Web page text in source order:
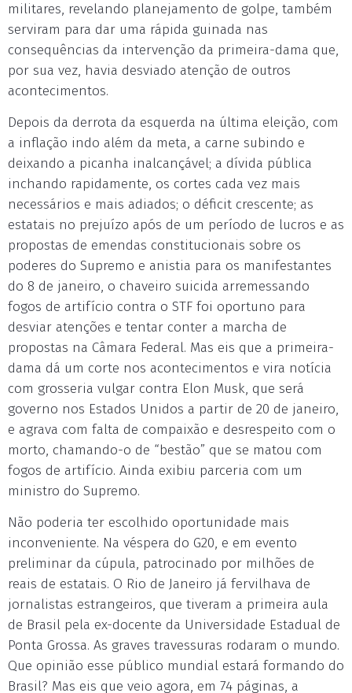
militares, revelando planejamento de golpe, também
serviram para dar uma rápida guinada nas
consequências da intervenção da primeira-dama que,
por sua vez, havia desviado atenção de outros
acontecimentos.
Depois da derrota da esquerda na última eleição, com
a inflação indo além da meta, a carne subindo e
deixando a picanha inalcançável; a dívida pública
inchando rapidamente, os cortes cada vez mais
necessários e mais adiados; o déficit crescente; as
estatais no prejuízo após de um período de lucros e as
propostas de emendas constitucionais sobre os
poderes do Supremo e anistia para os manifestantes
do 8 de janeiro, o chaveiro suicida arremessando
fogos de artifício contra o STF foi oportuno para
desviar atenções e tentar conter a marcha de
propostas na Câmara Federal. Mas eis que a primeira-
dama dá um corte nos acontecimentos e vira notícia
com grosseria vulgar contra Elon Musk, que será
governo nos Estados Unidos a partir de 20 de janeiro,
e agrava com falta de compaixão e desrespeito com o
morto, chamando-o de “bestão” que se matou com
fogos de artifício. Ainda exibiu parceria com um
ministro do Supremo.
Não poderia ter escolhido oportunidade mais
inconveniente. Na véspera do G20, e em evento
preliminar da cúpula, patrocinado por milhões de
reais de estatais. O Rio de Janeiro já fervilhava de
jornalistas estrangeiros, que tiveram a primeira aula
de Brasil pela ex-docente da Universidade Estadual de
Ponta Grossa. As graves travessuras rodaram o mundo.
Que opinião esse público mundial estará formando do
Brasil? Mas eis que veio agora, em 74 páginas, a